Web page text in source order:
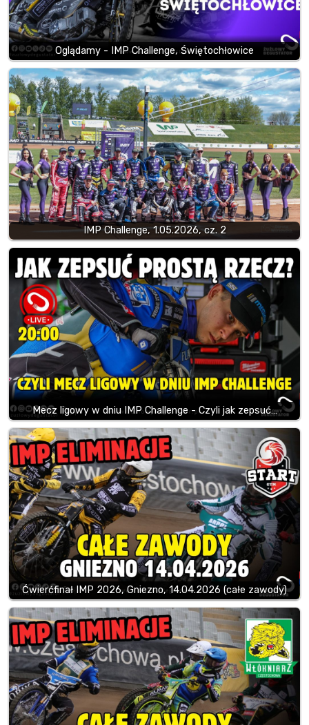
Oglądamy - IMP Challenge, Świętochłowice
IMP Challenge, 1.05.2026, cz. 2
Mecz ligowy w dniu IMP Challenge - Czyli jak zepsuć…
Ćwierćfinał IMP 2026, Gniezno, 14.04.2026 (całe zawody)